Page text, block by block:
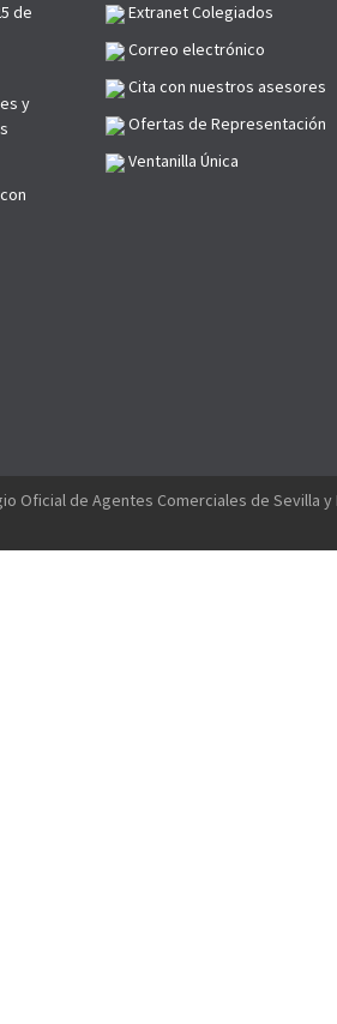
de
y
Extranet Colegiados
Correo electrónico
Cita con nuestros asesores
Ofertas de Representación
Ventanilla Única
Oficial de Agentes Comerciales de